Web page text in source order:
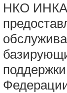
НКО